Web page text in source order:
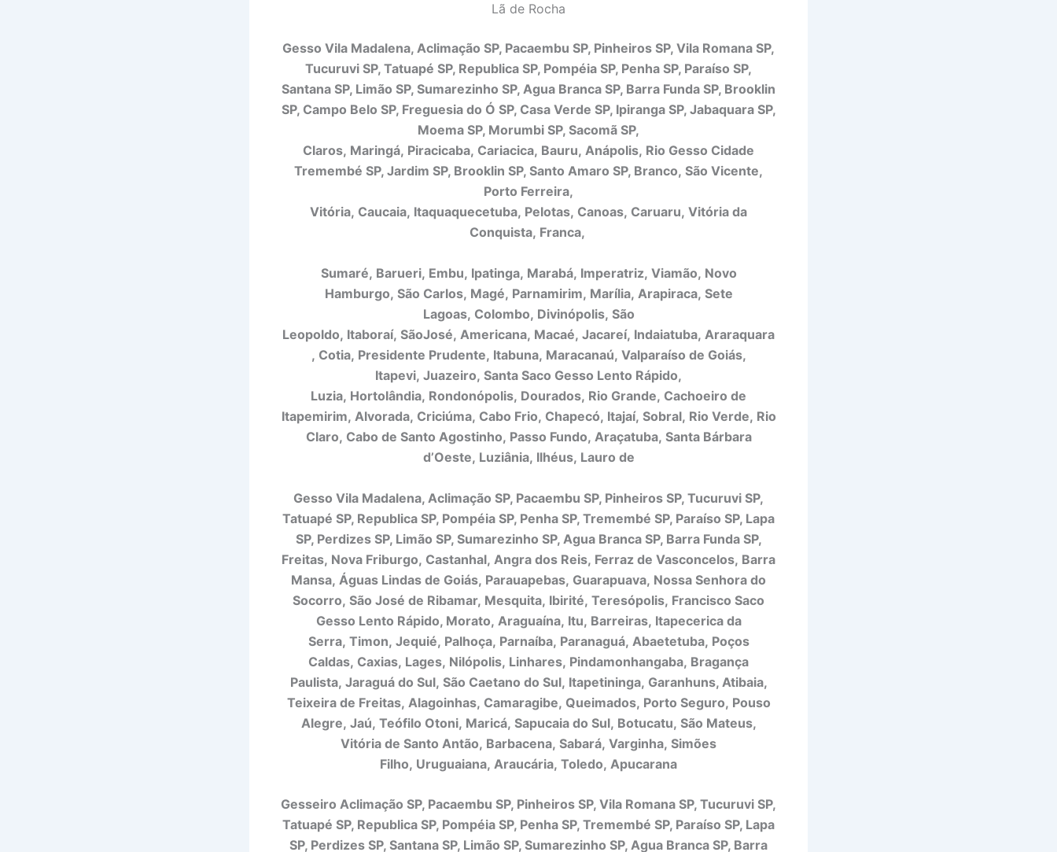
Lã de Rocha
Gesso Vila Madalena, Aclimação SP, Pacaembu SP, Pinheiros SP, Vila Romana SP,
Tucuruvi SP, Tatuapé SP, Republica SP, Pompéia SP, Penha SP, Paraíso SP,
Santana SP, Limão SP, Sumarezinho SP, Agua Branca SP, Barra Funda SP, Brooklin
SP, Campo Belo SP, Freguesia do Ó SP, Casa Verde SP, Ipiranga SP, Jabaquara SP,
Moema SP, Morumbi SP, Sacomã SP,
Claros, Maringá, Piracicaba, Cariacica, Bauru, Anápolis, Rio Gesso Cidade
Tremembé SP, Jardim SP, Brooklin SP, Santo Amaro SP, Branco, São Vicente,
Porto Ferreira,
Vitória, Caucaia, Itaquaquecetuba, Pelotas, Canoas, Caruaru, Vitória da
Conquista, Franca,
Sumaré, Barueri, Embu, Ipatinga, Marabá, Imperatriz, Viamão, Novo
Hamburgo, São Carlos, Magé, Parnamirim, Marília, Arapiraca, Sete
Lagoas, Colombo, Divinópolis, São
Leopoldo, Itaboraí, SãoJosé, Americana, Macaé, Jacareí, Indaiatuba, Araraquara
, Cotia, Presidente Prudente, Itabuna, Maracanaú, Valparaíso de Goiás,
Itapevi, Juazeiro, Santa Saco Gesso Lento Rápido,
Luzia, Hortolândia, Rondonópolis, Dourados, Rio Grande, Cachoeiro de
Itapemirim, Alvorada, Criciúma, Cabo Frio, Chapecó, Itajaí, Sobral, Rio Verde, Rio
Claro, Cabo de Santo Agostinho, Passo Fundo, Araçatuba, Santa Bárbara
d’Oeste, Luziânia, Ilhéus, Lauro de
Gesso Vila Madalena, Aclimação SP, Pacaembu SP, Pinheiros SP, Tucuruvi SP,
Tatuapé SP, Republica SP, Pompéia SP, Penha SP, Tremembé SP, Paraíso SP, Lapa
SP, Perdizes SP, Limão SP, Sumarezinho SP, Agua Branca SP, Barra Funda SP,
Freitas, Nova Friburgo, Castanhal, Angra dos Reis, Ferraz de Vasconcelos, Barra
Mansa, Águas Lindas de Goiás, Parauapebas, Guarapuava, Nossa Senhora do
Socorro, São José de Ribamar, Mesquita, Ibirité, Teresópolis, Francisco Saco
Gesso Lento Rápido, Morato, Araguaína, Itu, Barreiras, Itapecerica da
Serra, Timon, Jequié, Palhoça, Parnaíba, Paranaguá, Abaetetuba, Poços
Caldas, Caxias, Lages, Nilópolis, Linhares, Pindamonhangaba, Bragança
Paulista, Jaraguá do Sul, São Caetano do Sul, Itapetininga, Garanhuns, Atibaia,
Teixeira de Freitas, Alagoinhas, Camaragibe, Queimados, Porto Seguro, Pouso
Alegre, Jaú, Teófilo Otoni, Maricá, Sapucaia do Sul, Botucatu, São Mateus,
Vitória de Santo Antão, Barbacena, Sabará, Varginha, Simões
Filho, Uruguaiana, Araucária, Toledo, Apucarana
Gesseiro Aclimação SP, Pacaembu SP, Pinheiros SP, Vila Romana SP, Tucuruvi SP,
Tatuapé SP, Republica SP, Pompéia SP, Penha SP, Tremembé SP, Paraíso SP, Lapa
SP, Perdizes SP, Santana SP, Limão SP, Sumarezinho SP, Agua Branca SP, Barra